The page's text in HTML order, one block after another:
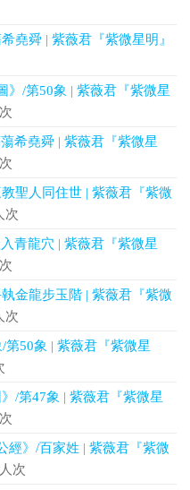
堯舜 | 紫薇君『紫微星明』
》/第50象 | 紫薇君『紫微星
希堯舜 | 紫薇君『紫微星
聖人同住世 | 紫薇君『紫微
次
青龍穴 | 紫薇君『紫微星
金龍步玉階 | 紫薇君『紫微
次
50象 | 紫薇君『紫微星
/第47象 | 紫薇君『紫微星
經》/百家姓 | 紫薇君『紫微
次